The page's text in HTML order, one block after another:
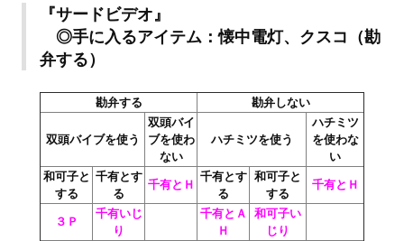
Расширенная версия Х3
REBalance
Doom 3 Remaster Fan Edition
X2 - The Threat Remaster Fan Edition
Quake III Arena Remaster Fan Edition
Star Trek Voyager Elite Force Remaster Fan Edition
『サードビデオ』
◎手に入るアイテム：懐中電灯、クスコ（勘
弁する）
勘弁する 勘弁しない
双頭バイブを使う
双頭バイ
ブを使わ
ない
ハチミツを使う
ハチミツ
を使わな
い
和可子と
する
千有とす
る
千有とＨ
千有とす
る
和可子と
する
千有とＨ
３Ｐ
千有いじ
り
千有とＡ
Ｈ
和可子い
じり